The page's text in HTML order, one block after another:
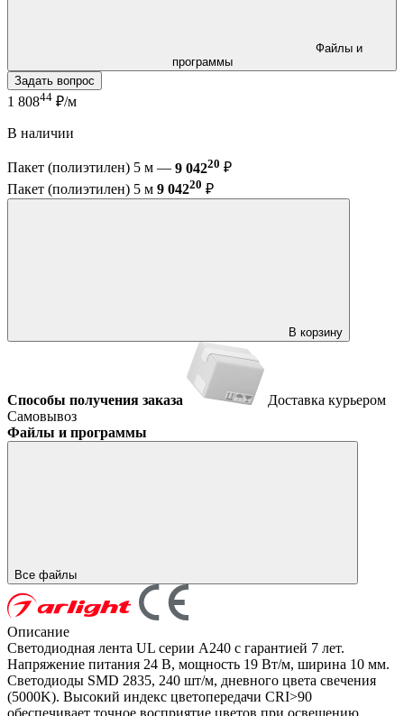
программы
Задать вопрос
1 80844 ₽/м
В наличии
Пакет (полиэтилен) 5 м — 9 04220 ₽
Пакет (полиэтилен) 5 м 9 04220 ₽
В корзину
Способы получения заказа
Доставка курьером
Самовывоз
Файлы и программы
Все файлы
Описание
Светодиодная лента UL серии A240 с гарантией 7 лет.
Напряжение питания 24 В, мощность 19 Вт/м, ширина 10 мм.
Светодиоды SMD 2835, 240 шт/м, дневного цвета свечения
(5000K). Высокий индекс цветопередачи CRI>90
обеспечивает точное восприятие цветов при освещению